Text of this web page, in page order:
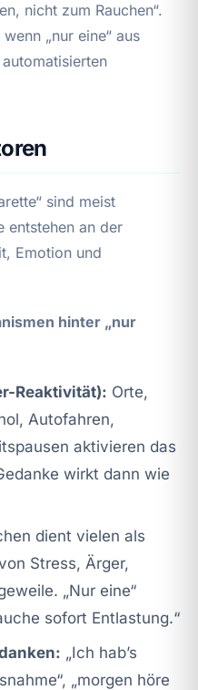
nicht zum Rauchen“.
„nur eine“ aus
sind meist
entstehen an der
Emotion und
hinter „nur
Reaktivität): Orte,
Autofahren,
aktivieren das
wirkt dann wie
dient vielen als
Stress, Ärger,
„Nur eine“
sofort Entlastung.“
„Ich hab’s
„morgen höre